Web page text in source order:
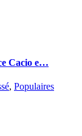
Cacio e…
, Populaires